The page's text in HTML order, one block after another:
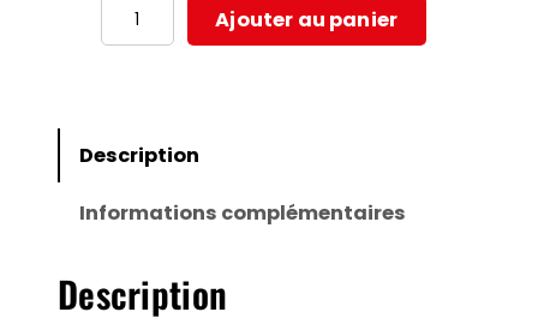
quantité
de
PURGE
POUR
DE
Ajouter au panier
Description
Informations complémentaires
Description